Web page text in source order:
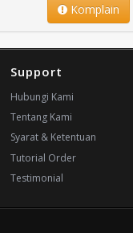
Komplain
Support
Hubungi Kami
Tentang Kami
Syarat & Ketentuan
Tutorial Order
Testimonial